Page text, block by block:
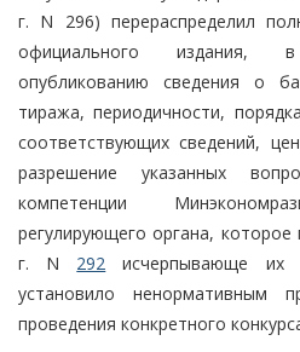
г. N 296) перераспределил
официального издания,
опубликованию сведения о
тиража, периодичности,
соответствующих сведений,
разрешение указанных
компетенции
регулирующего органа,
г. N 292 исчерпывающе их
установило ненормативным
проведения конкретного